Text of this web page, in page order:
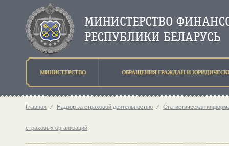
МИНИСТЕРСТВО ОБРАЩЕНИЯ ГРАЖДАН И
Главная ⁄ Надзор за страховой деятельностью ⁄ Статистическая
страховых организаций